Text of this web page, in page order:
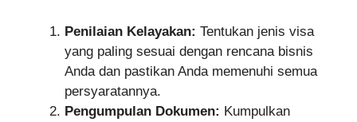
Penilaian Kelayakan: Tentukan jenis visa
yang paling sesuai dengan rencana bisnis
Anda dan pastikan Anda memenuhi semua
persyaratannya.
Pengumpulan Dokumen: Kumpulkan